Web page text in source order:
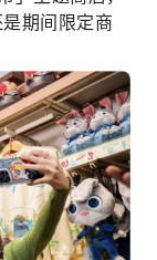
期间限定商